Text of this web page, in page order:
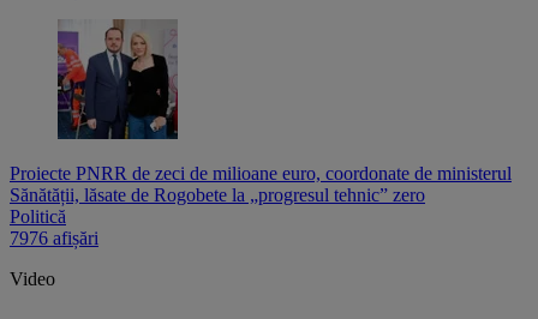
Proiecte PNRR de zeci de milioane euro, coordonate de ministerul
Sănătății, lăsate de Rogobete la „progresul tehnic” zero
Politică
7976 afișări
Video